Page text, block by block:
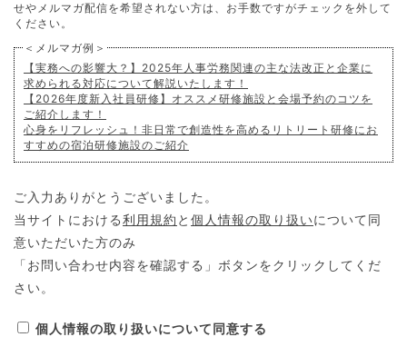
せやメルマガ配信を希望されない方は、お手数ですがチェックを外して
ください。
＜メルマガ例＞
【実務への影響大？】2025年人事労務関連の主な法改正と企業に
求められる対応について解説いたします！
【2026年度新入社員研修】オススメ研修施設と会場予約のコツを
ご紹介します！
心身をリフレッシュ！非日常で創造性を高めるリトリート研修にお
すすめの宿泊研修施設のご紹介
ご入力ありがとうございました。
当サイトにおける利用規約 と 個人情報の取り扱いについて同
意いただいた方のみ
「お問い合わせ内容を確認する」ボタンをクリックしてくだ
さい。
個人情報の取り扱いについて同意する